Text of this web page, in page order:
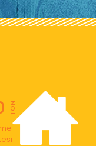
TON